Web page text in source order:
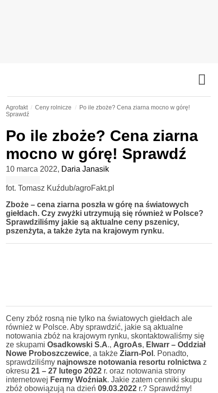
Agrofakt Ceny rolnicze
Po ile zboże? Cena ziarna mocno w górę!
Sprawdź
Po ile zboże? Cena ziarna
mocno w górę! Sprawdź
10 marca 2022, Daria Janasik
fot. Tomasz Kuźdub/agroFakt.pl
Zboże – cena ziarna poszła w górę na światowych
giełdach. Czy zwyżki utrzymują się również w Polsce?
Sprawdziliśmy jakie są aktualne ceny pszenicy,
pszenżyta, a także żyta na krajowym rynku.
Ceny zbóż rosną nie tylko na światowych giełdach ale
również w Polsce. Aby sprawdzić, jakie są aktualne
notowania zbóż na krajowym rynku, skontaktowaliśmy się
ze skupami Osadkowski S.A., AgroAs, Elwarr – Oddział
Nowe Proboszczewice, a także Ziarn-Pol . Ponadto,
sprawdziliśmy najnowsze notowania resortu rolnictwa z
okresu 21 – 27 lutego 2022 r. oraz notowania strony
internetowej Fermy Woźniak. Jakie zatem cenniki skupu
zbóż obowiązują na dzień 09.03.2022 r.? Sprawdźmy!